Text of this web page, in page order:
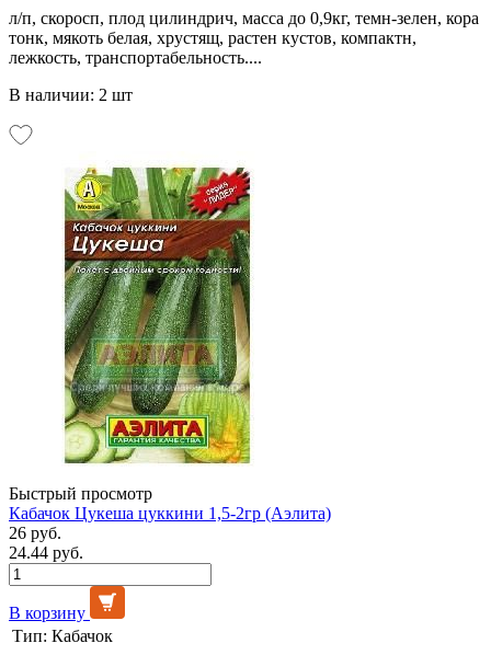
л/п, скоросп, плод цилиндрич, масса до 0,9кг, темн-зелен, кора
тонк, мякоть белая, хрустящ, растен кустов, компактн,
лежкость, транспортабельность....
В наличии: 2 шт
Быстрый просмотр
Кабачок Цукеша цуккини 1,5-2гр (Аэлита)
26 руб.
24.44 руб.
В корзину
Тип: Кабачок